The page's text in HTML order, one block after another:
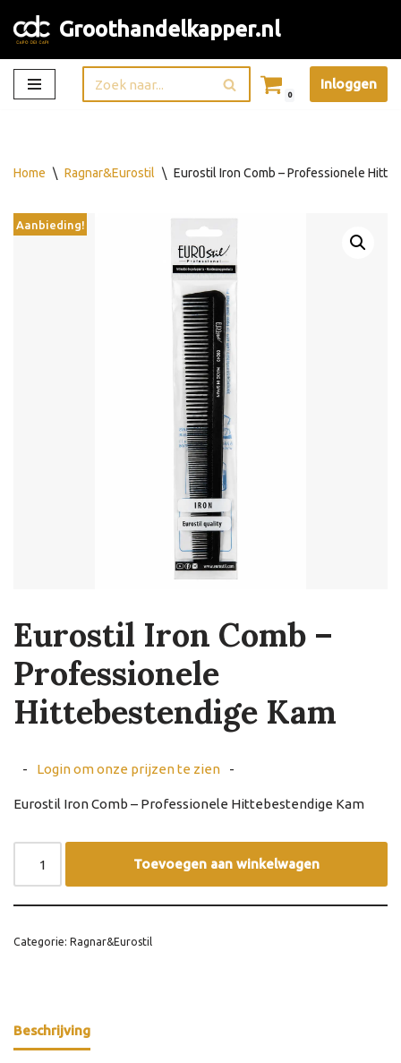
Ga
naar
de
Groothandelkapper.nl
0
Inloggen
Home \ Ragnar&Eurostil \ Eurostil Iron Comb – Professionele
Aanbieding!
Eurostil Iron Comb –
Professionele
Hittebestendige Kam
- Login om onze prijzen te zien -
Eurostil Iron Comb – Professionele Hittebestendige Kam
Toevoegen aan winkelwagen
Categorie: Ragnar&Eurostil
Beschrijving